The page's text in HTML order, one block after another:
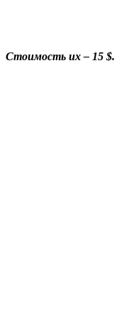
Стоимость их – 15 $.